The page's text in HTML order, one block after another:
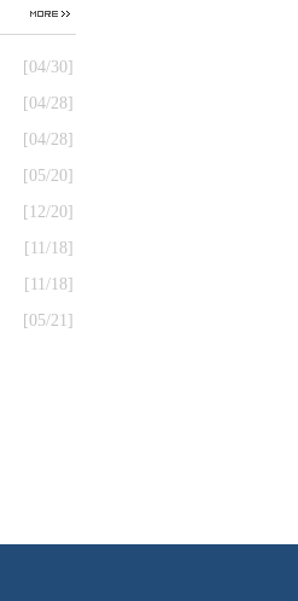
[04/30]
[04/28]
[04/28]
[05/20]
[12/20]
[11/18]
[11/18]
[05/21]